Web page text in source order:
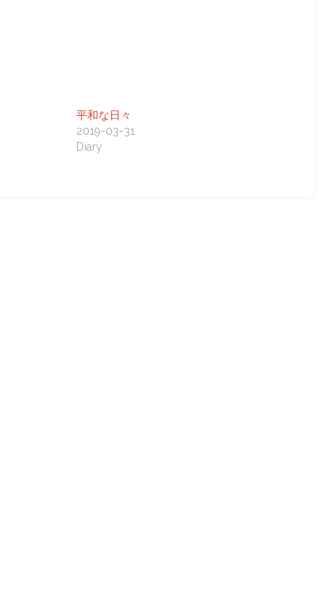
平和な日々
2019-03-31
Diary